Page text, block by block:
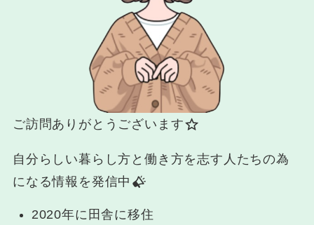
ご訪問ありがとうございます
自分らしい暮らし方と働き方を志す人たちの為
になる情報を発信中
2020年に田舎に移住